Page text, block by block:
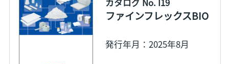
カタログ No. I19
ファインフレックスBIO
発行年月：2025年8月